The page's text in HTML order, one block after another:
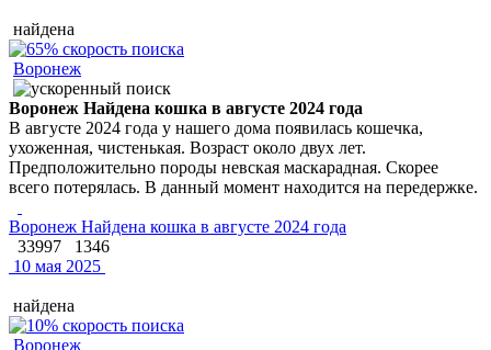
найдена
Воронеж
Воронеж Найдена кошка в августе 2024 года
В августе 2024 года у нашего дома появилась кошечка,
ухоженная, чистенькая. Возраст около двух лет.
Предположительно породы невская маскарадная. Скорее
всего потерялась. В данный момент находится на передержке.
Воронеж Найдена кошка в августе 2024 года
33997
1346
10 мая 2025
найдена
Воронеж